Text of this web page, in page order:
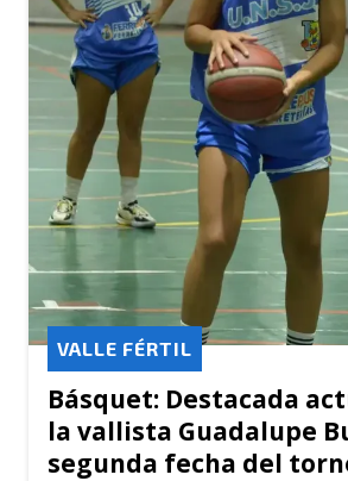
Básquet: Destacada
la vallista Guadalupe
segunda fecha del
VALLE FÉRTIL